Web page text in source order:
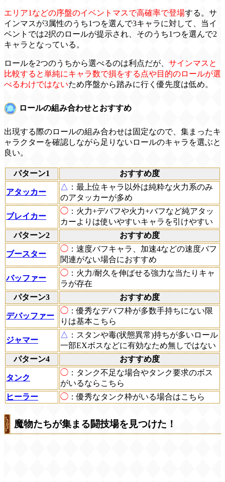
エリア1などの序盤のイベントマスで高確率で登場する。サ
インマスが3属性のうち1つを選んで3キャラに対して、当イ
ベントでは2択のロールが提示され、そのうち1つを選んで2
キャラとなっている。
ロールを2つのうちから選べるのは利点だが、 サインマスと
比較すると単純にキャラ数で損をする点や目的のロールが選
べるわけではないため序盤から踏みに行く優先度は低め。
ロールの組み合わせとおすすめ
出現する際のロールの組み合わせは固定なので、集まったキ
ャラクターを確認しながら足りないロールのキャラを選ぶと
良い。
パターン1 おすすめ度
アタッカー
△ ：最上位キャラ以外は純粋な火力系のみ
のアタッカーが多め
ブレイカー
◯ ：火力+デバフや火力+バフなど純アタッ
カーよりは使いやすいキャラを引けやすい
パターン2
おすすめ度
ブースター
◯ ：速度バフキャラ、加速4などの速度バフ
関連がない場合におすすめ
バッファー
◯ ：火力/耐久を伸ばせる強力な当たりキャ
ラが存在
パターン3
おすすめ度
デバッファー
◯ ：優秀なデバフ枠が多数手持ちにない限
りは基本こちら
ジャマー
△ ：スタンや毒(状態異常)持ちが多いロール
一部EXボスなどに有効なため無しではない
パターン4
おすすめ度
タンク
◯ ：タンク不足な場合やタンク要求のボス
がいるならこちら
ヒーラー
◯ ：優秀なタンク枠がいる場合はこちら
魔物たちが集まる闘技場を見つけた！